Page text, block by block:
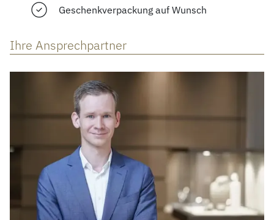
Ihre Ansprechpartner
Geschenkverpackung auf Wunsch